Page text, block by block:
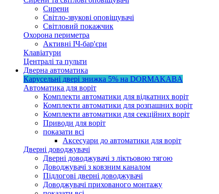
Сирени
Світло-звукові оповіщувачі
Світловий покажчик
Охорона периметра
Активні ІЧ-бар'єри
Клавіатури
Централі та пульти
Дверна автоматика
Карусельні двері знижка 5% на DORMAKABA
Автоматика для воріт
Комплекти автоматики для відкатних воріт
Комплекти автоматики для розпашних воріт
Комплекти автоматики для секційних воріт
Приводи для воріт
показати всі
Аксесуари до автоматики для воріт
Дверні доводжувачі
Дверні доводжувачі з ліктьовою тягою
Доводжувачі з ковзним каналом
Підлогові дверні доводжувачі
Доводжувачі прихованого монтажу